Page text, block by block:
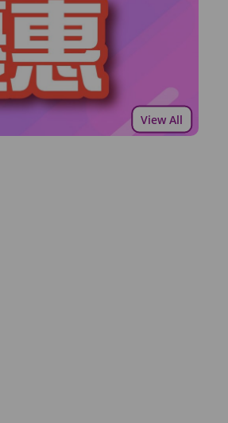
View All